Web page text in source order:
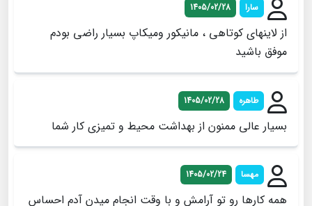
سارا 1405/02/28
از لاینهای کوتاهی ، مانیکور ومیکاپ بسیار راضی بودم
موفق باشید
طاهره 1405/02/28
بسیار عالی ممنون از بهداشت محیط و تمیزی کار شما
مهسا 1405/02/24
همه کارها رو تو آرامش و با وقت انجام میدن آدم احساس